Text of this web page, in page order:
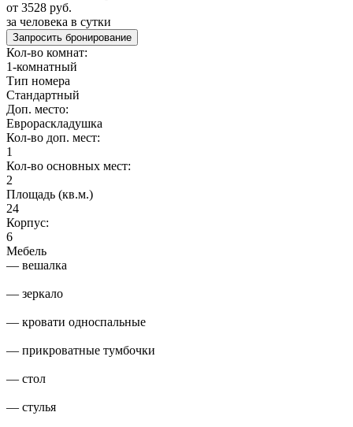
от 3528 руб.
за человека в сутки
Запросить бронирование
Кол-во комнат:
1-комнатный
Тип номера
Стандартный
Доп. место:
Еврораскладушка
Кол-во доп. мест:
1
Кол-во основных мест:
2
Площадь (кв.м.)
24
Корпус:
6
Мебель
— вешалка
— зеркало
— кровати односпальные
— прикроватные тумбочки
— стол
— стулья